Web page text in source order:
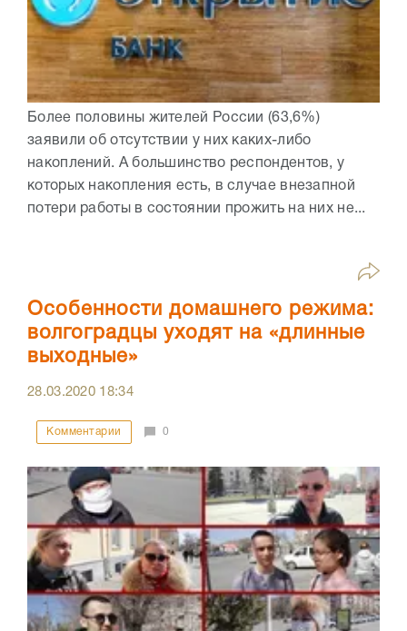
Более половины жителей России (63,6%)
заявили об отсутствии у них каких-либо
накоплений. А большинство респондентов, у
которых накопления есть, в случае внезапной
потери работы в состоянии прожить на них не...
Особенности домашнего режима:
волгоградцы уходят на «длинные
выходные»
28.03.2020 18:34
Комментарии 0